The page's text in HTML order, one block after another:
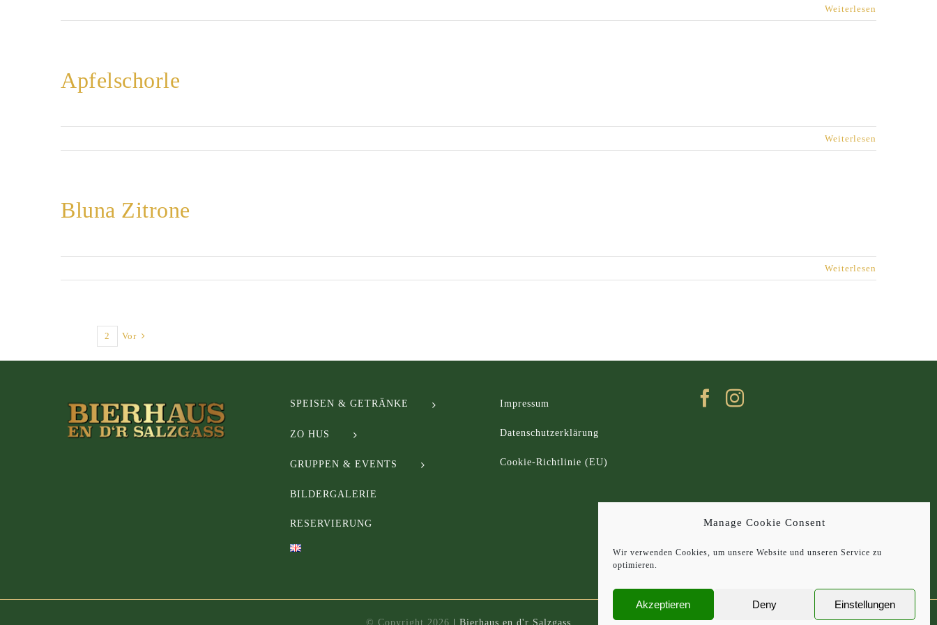
Manage Cookie Consent
Wir verwenden Cookies, um unsere Website und unseren Service zu
optimieren.
Akzeptieren Deny Einstellungen
Weiterlesen
Apfelschorle
Weiterlesen
Bluna Zitrone
Weiterlesen
2 Vor
SPEISEN & GETRÄNKE
ZO HUS
GRUPPEN & EVENTS
BILDERGALERIE
RESERVIERUNG
Impressum
Datenschutzerklärung
Cookie-Richtlinie (EU)
© Copyright 2026 | Bierhaus en d'r Salzgass